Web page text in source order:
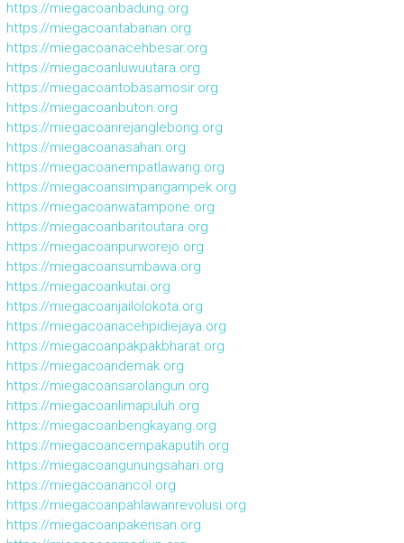
https://miegacoanbadung.org
https://miegacoantabanan.org
https://miegacoanacehbesar.org
https://miegacoanluwuutara.org
https://miegacoantobasamosir.org
https://miegacoanbuton.org
https://miegacoanrejanglebong.org
https://miegacoanasahan.org
https://miegacoanempatlawang.org
https://miegacoansimpangampek.org
https://miegacoanwatampone.org
https://miegacoanbaritoutara.org
https://miegacoanpurworejo.org
https://miegacoansumbawa.org
https://miegacoankutai.org
https://miegacoanjailolokota.org
https://miegacoanacehpidiejaya.org
https://miegacoanpakpakbharat.org
https://miegacoandemak.org
https://miegacoansarolangun.org
https://miegacoanlimapuluh.org
https://miegacoanbengkayang.org
https://miegacoancempakaputih.org
https://miegacoangunungsahari.org
https://miegacoanancol.org
https://miegacoanpahlawanrevolusi.org
https://miegacoanpakerisan.org